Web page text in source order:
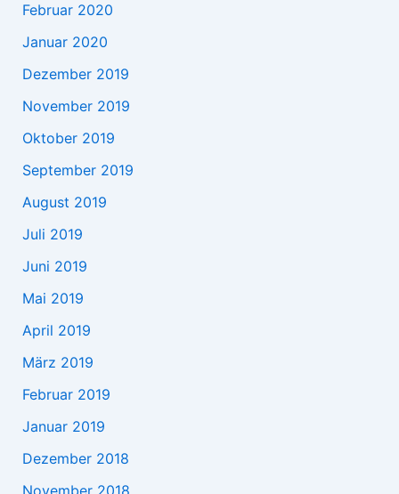
Februar 2020
Januar 2020
Dezember 2019
November 2019
Oktober 2019
September 2019
August 2019
Juli 2019
Juni 2019
Mai 2019
April 2019
März 2019
Februar 2019
Januar 2019
Dezember 2018